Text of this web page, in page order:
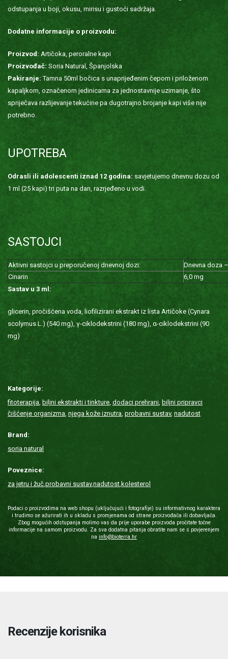
odstupanja u boji, okusu, mirisu i gustoći sadržaja.
Dodatne informacije o proizvodu:
Proizvod: Artičoka, peroralne kapi
Proizvođač: Soria Natural, Španjolska
Pakiranje: Tamna 50ml bočica s unaprijeđenim čepom i priloženom
kapaljkom, označenom jedinicama za jednostavnije uzimanje, što
spriječava razlijevanje tekućine pa dugotrajno brojanje kapi više nije
potrebno.
UPOTREBA
Odrasli ili adolescenti iznad 12 godina: savjetujemo dnevnu dozu od
1 ml (25 kapi) tri puta na dan, razrjeđeno u vodi.
SASTOJCI
Aktivni sastojci u preporučenoj dnevnoj dozi:
Dnevna doza
Cinarin
6,0 mg
Sastav u 3 ml:
glicerin, pročišćena voda, liofilizirani ekstrakt iz lista Artičoke (Cynara
scolymus L.) (540 mg), γ-ciklodekstrini (180 mg), α-ciklodekstrini (90
mg)
Kategorije:
fitoterapija, biljni ekstrakti i tinkture, dodaci prehrani, biljni pripravci
čišćenje organizma, njega kože iznutra, probavni sustav, nadutost
Brand:
soria natural
Poveznice:
za jetru i žuč,probavni sustav,nadutost, kolesterol
Podaci o proizvodima na web shopu (uključujući i fotografije) su informativnog karaktera
i trudimo se ažurirati ih u skladu s promjenama od strane proizvođača ili dobavljača.
Zbog mogućih odstupanja molimo vas da prije uporabe proizvoda pročitate točne
informacije na samom proizvodu. Za sva dodatna pitanja obratite nam se s povjerenjem
na info@bioterra.hr
Recenzije korisnika